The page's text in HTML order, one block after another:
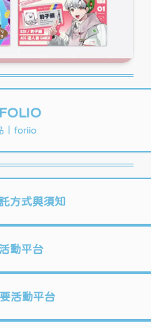
｜foriio
方式與須知
動平台
活動平台